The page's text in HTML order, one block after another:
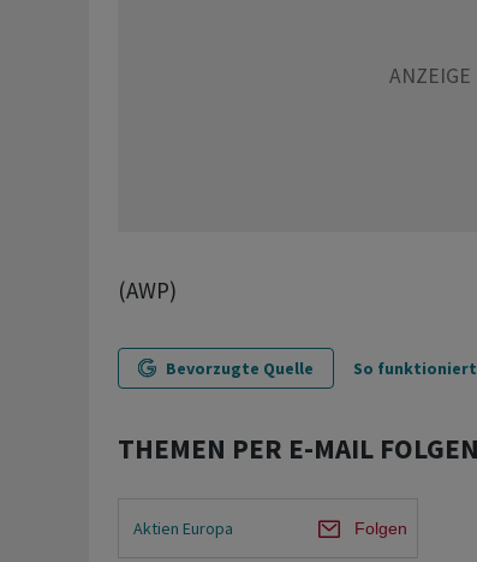
(AWP)
Bevorzugte Quelle So
THEMEN PER E-MAIL FOLGEN
Aktien Europa Folgen